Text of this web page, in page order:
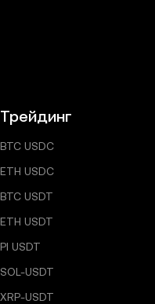
Трейдинг
BTC USDC
ETH USDC
BTC USDT
ETH USDT
PI USDT
SOL-USDT
XRP-USDT